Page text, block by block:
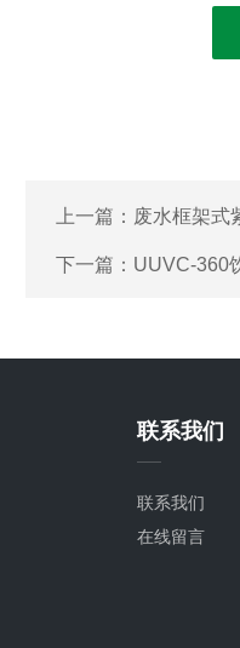
上一篇： 废水框架式
下一篇： UUVC-360
联系我们
联系我们
在线留言